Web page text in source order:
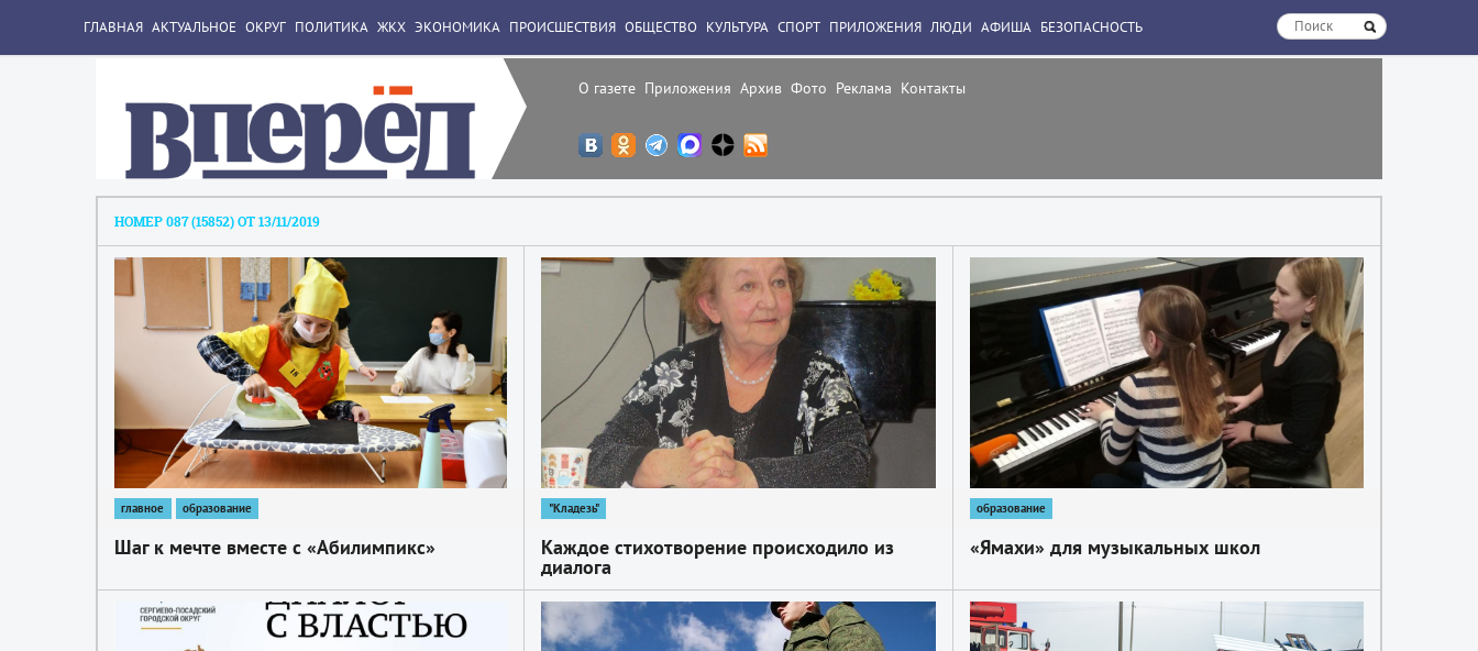
О газете Приложения Архив Фото Реклама Контакты
ГЛАВНАЯ АКТУАЛЬНОЕ ОКРУГ ПОЛИТИКА ЖКХ ЭКОНОМИКА ПРОИСШЕСТВИЯ ОБЩЕСТВО КУЛЬТУРА СПОРТ ПРИЛОЖЕНИЯ ЛЮДИ АФИША БЕЗОПАСНОСТЬ
НОМЕР 087 (15852) ОТ 13/11/2019
1
главное образование
Шаг к мечте вместе с «Абилимпикс»
1
"Кладезь"
Каждое стихотворение происходило из
диалога
образование
«Ямахи» для музыкальных школ
1 1